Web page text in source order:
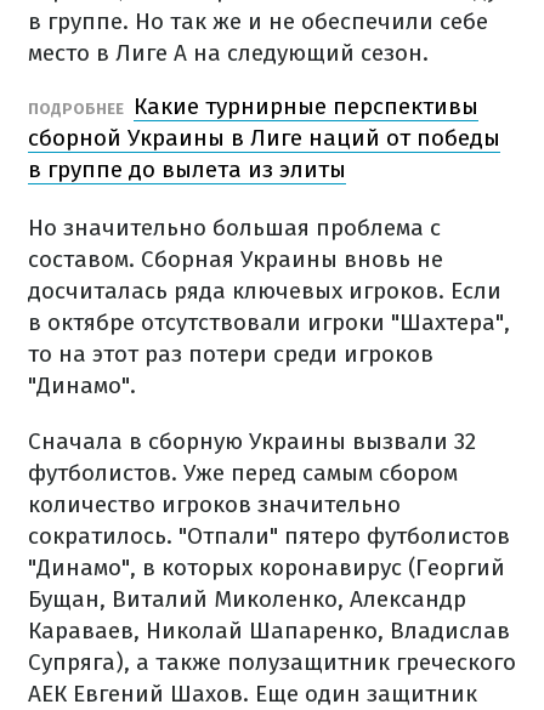
в группе. Но так же и не обеспечили себе
место в Лиге A на следующий сезон.
ПОДРОБНЕЕ
Какие турнирные перспективы
сборной Украины в Лиге наций от победы
в группе до вылета из элиты
Но значительно большая проблема с
составом. Сборная Украины вновь не
досчиталась ряда ключевых игроков. Если
в октябре отсутствовали игроки "Шахтера",
то на этот раз потери среди игроков
"Динамо".
Сначала в сборную Украины вызвали 32
футболистов. Уже перед самым сбором
количество игроков значительно
сократилось. "Отпали" пятеро футболистов
"Динамо", в которых коронавирус (Георгий
Бущан, Виталий Миколенко, Александр
Караваев, Николай Шапаренко, Владислав
Супряга), а также полузащитник греческого
АЕК Евгений Шахов. Еще один защитник